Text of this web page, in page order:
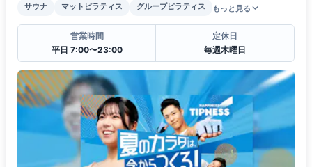
サウナ
マットピラティス グループピラティス もっと見る
営業時間
平日 7:00〜23:00
定休日
毎週木曜日